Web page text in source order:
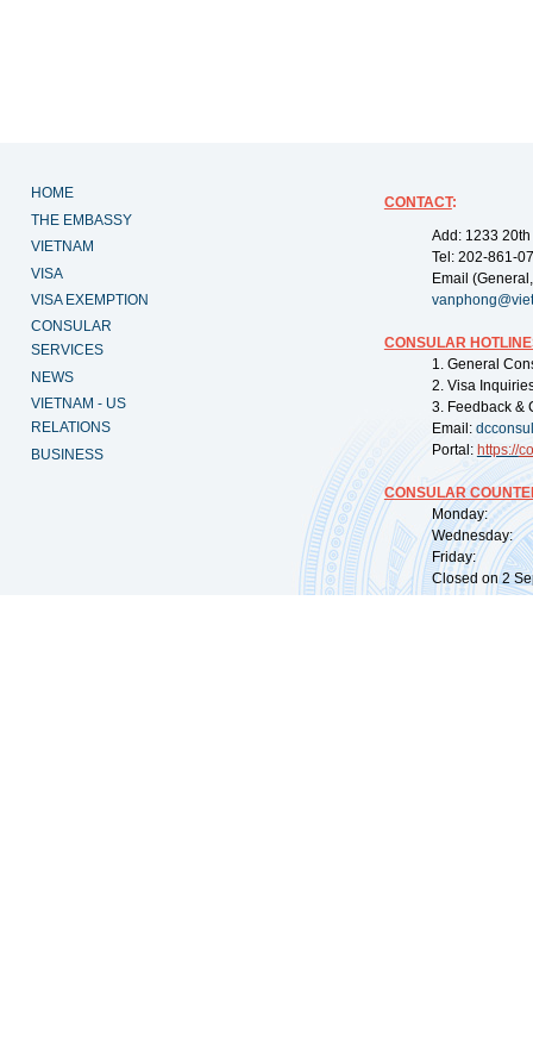
HOME
THE EMBASSY
VIETNAM
VISA
VISA EXEMPTION
CONSULAR
SERVICES
NEWS
VIETNAM - US
RELATIONS
BUSINESS
CONTACT:
Add: 1233
Tel: 202-861-
Email
CONSULAR
1. General
2. Visa
3. Feedback &
Email:
Portal: https://
CONSULAR
Monday:
Wednesday:
Friday:
Closed on 2